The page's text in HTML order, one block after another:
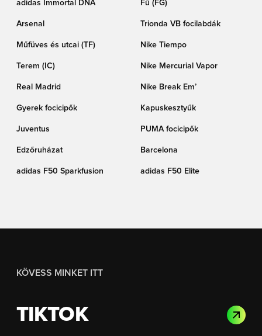
adidas Immortal DNA Fű (FG)
Arsenal Trionda VB focilabdák
Műfüves és utcai (TF) Nike Tiempo
Terem (IC) Nike Mercurial Vapor
Real Madrid Nike Break Em’
Gyerek focicipők Kapuskesztyűk
Juventus PUMA focicipők
Edzőruházat Barcelona
adidas F50 Sparkfusion adidas F50 Elite
KÖVESS MINKET ITT
TIKTOK